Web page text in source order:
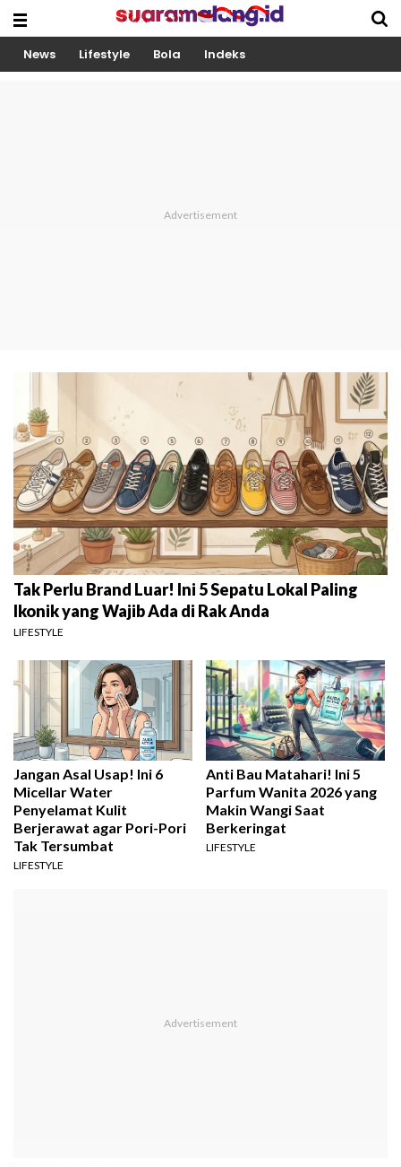
News Lifestyle Bola Indeks
Tak Perlu Brand Luar! Ini 5 Sepatu Lokal Paling
Ikonik yang Wajib Ada di Rak Anda
LIFESTYLE
Jangan Asal Usap! Ini 6
Micellar Water
Penyelamat Kulit
Berjerawat agar Pori-Pori
Tak Tersumbat
LIFESTYLE
Anti Bau Matahari! Ini 5
Parfum Wanita 2026 yang
Makin Wangi Saat
Berkeringat
LIFESTYLE